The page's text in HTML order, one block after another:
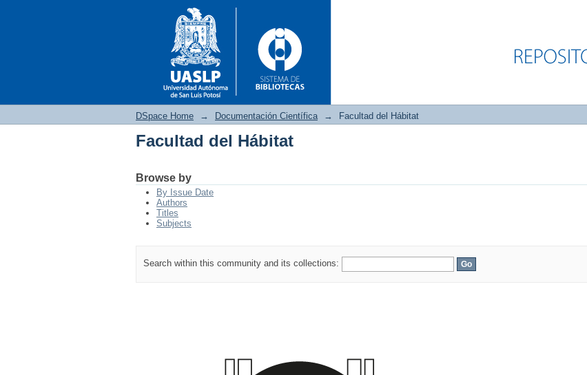
DSpace Home → Documentación Científica → Facultad del Hábitat
Facultad del Hábitat
Browse by
By Issue Date
Authors
Titles
Subjects
Search within this community and its collections: